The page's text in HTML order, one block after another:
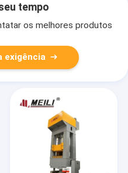
tempo
os melhores produtos
exigência